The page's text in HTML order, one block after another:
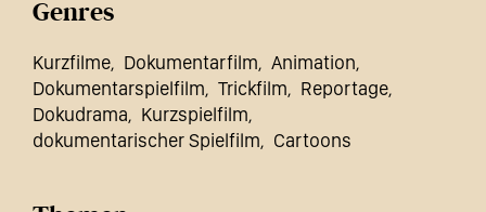
Genres
Kurzfilme Dokumentarfilm
Animation
Dokumentarspielfilm
Trickfilm
Reportage
Dokudrama
Kurzspielfilm
dokumentarischer Spielfilm
Cartoons